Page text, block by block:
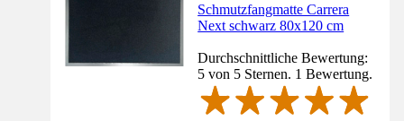
Schmutzfangmatte Carrera
Next schwarz 80x120 cm
Durchschnittliche Bewertung:
5 von 5 Sternen. 1 Bewertung.